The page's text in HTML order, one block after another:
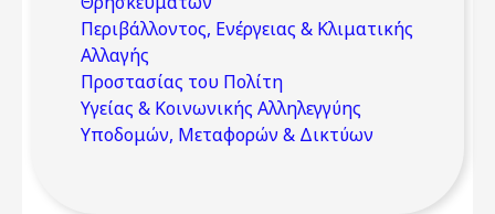
Περιβάλλοντος, Ενέργειας & Κλιματικής
Αλλαγής
Προστασίας του Πολίτη
Υγείας & Κοινωνικής Αλληλεγγύης
Υποδομών, Μεταφορών & Δικτύων